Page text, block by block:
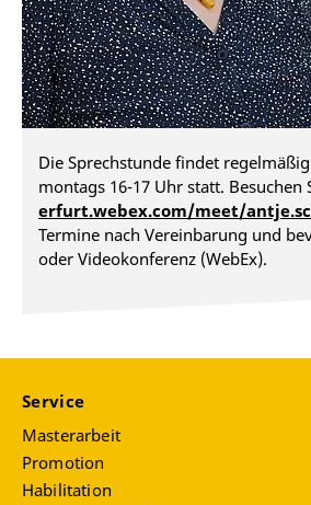
Die Sprechstunde findet
montags 16-17 Uhr statt. Besuchen
erfurt.webex.com/meet/
Termine nach Vereinbarung und
oder Videokonferenz (WebEx).
Service
Masterarbeit
Promotion
Habilitation